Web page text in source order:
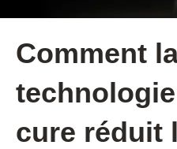
Comment
cure réduit